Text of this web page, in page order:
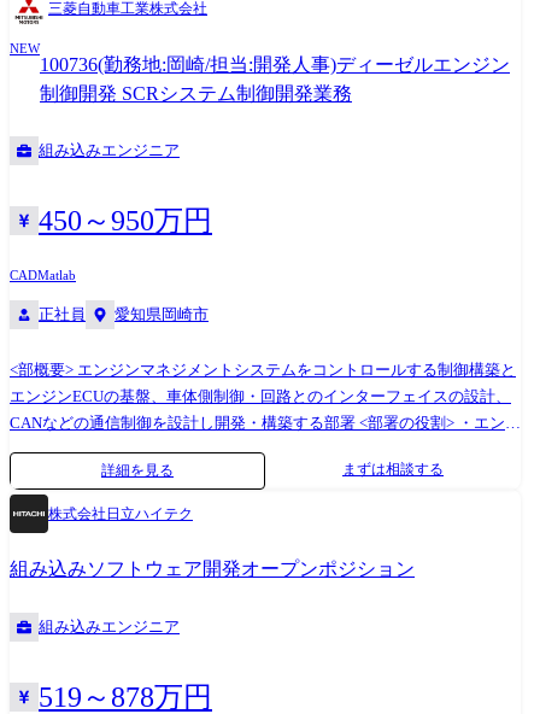
イトで当社製品を学んで頂くことを想定しております。 ご経験・スキ
ル・希望に応じて配属拠点は決定したいと思っております。 キャリアパ
スについて ●評価ソフトウェア設計部の中で、製品や工程が複数あるの
で、組織内でもエンジニアとしてスキルアップ頂ける環境がございま
では常時2、3名がアメリカの関連会社に出向しており、海外の関連会社
機会もございます。 ●評価制御システム設計部ではハードとソフトの両
側面を持ったエンジニアとして専門性を高め、部を横断して活躍頂けま
部講座受講による自己開発(費用会社負担)など、日立ハイテクには多種多
様な教育・育成支援制度が設けられています。
者 -車両の目標性能から各コンポーネント(電池/モーター/インバータ
ー/充電器等)のハード/ソフトへ性能/機能の割付をするシステム開発の推
進 -動力性能/エネルギーマネジメント/熱マネージメント等のシミュレ
ーション検討 ・電動パワートレインのプロジェクト推進の実務リーダー
ートレインのアライアンス推進の実務リーダーもしくは実務者 ₋アライ
開発ツール(MATLAB、Simulinkなど)
三菱自動車工業株式会社
NEW
100736(勤務地:岡崎/担当:開発人事)ディーゼルエンジン
制御開発 SCRシステム制御開発業務
組み込みエンジニア
450～950万円
CADMatlab
正社員 愛知県岡崎市
<部概要> エンジンマネジメントシステムをコントロールする制御構築と
エンジンECUの基盤、車体側制御・回路とのインターフェイスの設計、
CANなどの通信制御を設計し開発・構築する部署 <部署の役割> ・エンジ
ン制御、およびセンサーや電制バルブ、アクチュエータなどのコンポー
ネント設計、コントロールシステム設計 ・エンジンコントロールの基
礎、基盤となる制御の設計 ・ICE、電動車のOBD/ダイアグマネジメント
のシステム設計 <入社後の担当領域> 新車開発プロジェクトにて車両/エ
ンジン/システムの使われ方/要求に基づきエンジンやエンジンシステムを
コントロールする。 制御の開発(制御仕様検討)を行い車両/エンジンの目
テムコントロールユニット(DCU)の制御仕様・プログラム検証 <使用ツー
詳細を見る まずは相談する
株式会社日立ハイテク
組み込みソフトウェア開発オープンポジション
組み込みエンジニア
519～878万円